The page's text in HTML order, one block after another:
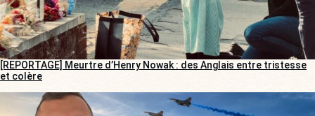
[REPORTAGE] Meurtre d’Henry Nowak : des Anglais entre tristesse
et colère